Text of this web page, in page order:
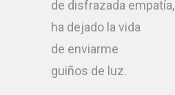
de disfrazada empatía,
ha dejado la vida
de enviarme
guiños de luz.